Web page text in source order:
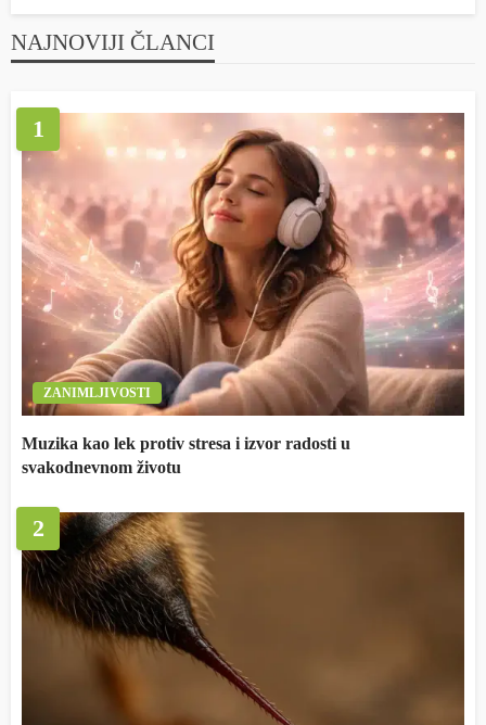
NAJNOVIJI ČLANCI
1
ZANIMLJIVOSTI
Muzika kao lek protiv stresa i izvor radosti u
svakodnevnom životu
2